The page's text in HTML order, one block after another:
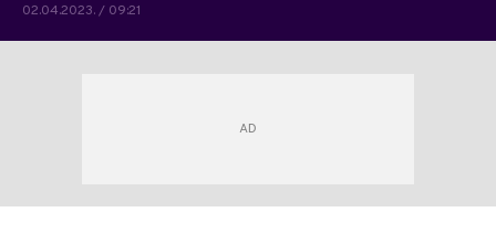
02.04.2023. / 09:21